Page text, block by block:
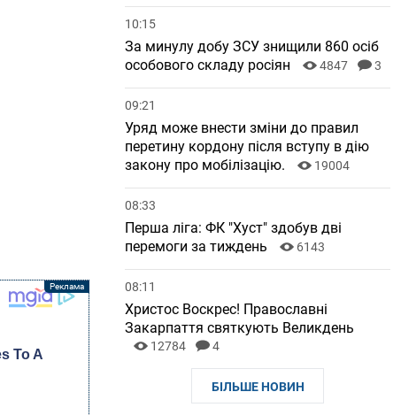
10:15
За минулу добу ЗСУ знищили 860 осіб
особового складу росіян
4847 3
09:21
Уряд може внести зміни до правил
перетину кордону після вступу в дію
закону про мобілізацію.
19004
08:33
Перша ліга: ФК "Хуст" здобув дві
перемоги за тиждень
6143
08:11
Христос Воскрес! Православні
Закарпаття святкують Великдень
12784 4
БІЛЬШЕ НОВИН